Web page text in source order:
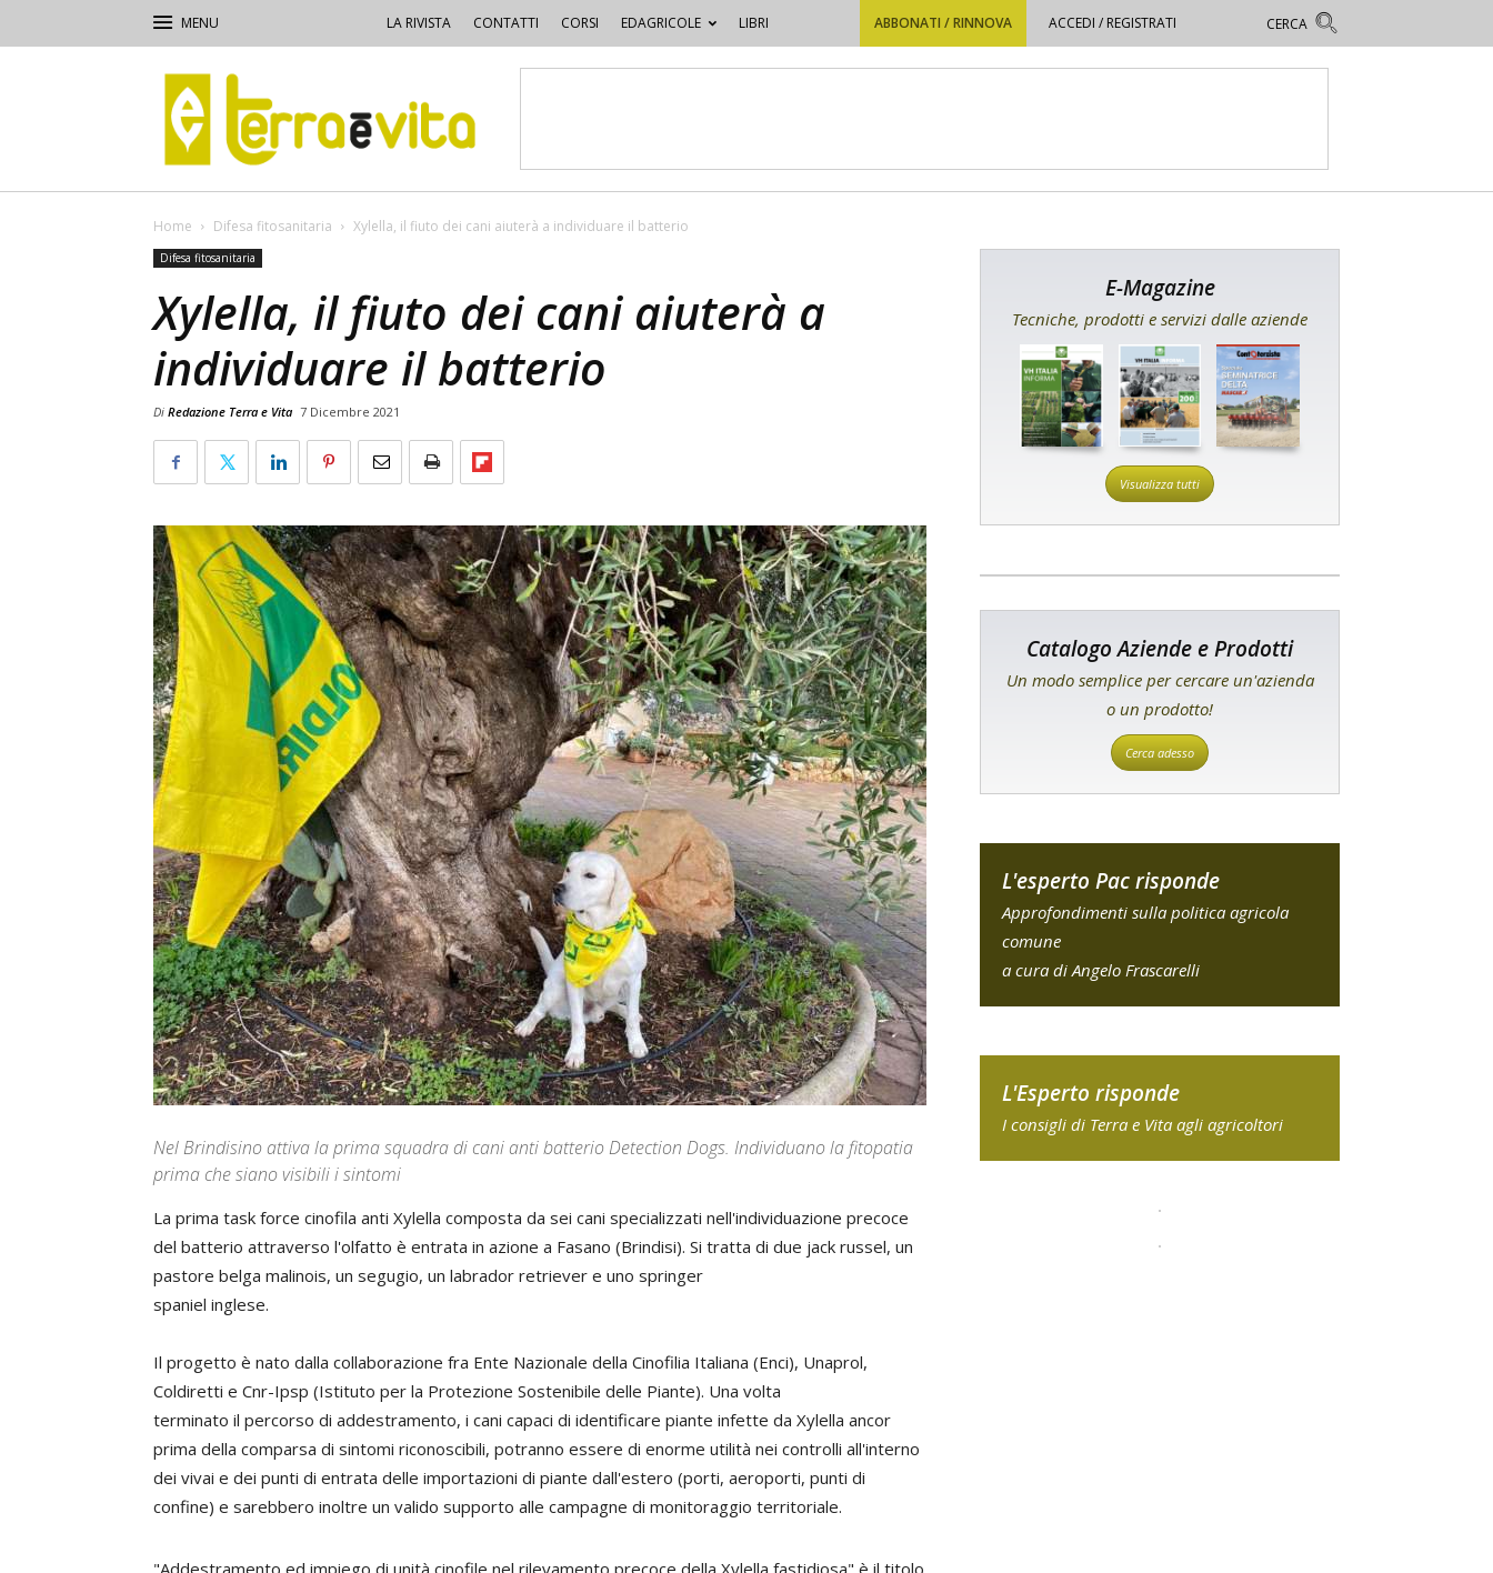
LA RIVISTA CONTATTI CORSI EDAGRICOLE LIBRI ABBONATI / RINNOVA ACCEDI / REGISTRATI
Terra
e
Vita
Home Difesa fitosanitaria Xylella, il fiuto dei cani aiuterà a individuare il batterio
Difesa fitosanitaria
Xylella, il fiuto dei cani aiuterà a
individuare il batterio
Di Redazione Terra e Vita 7 Dicembre 2021
Nel Brindisino attiva la prima squadra di cani anti batterio Detection Dogs. Individuano la fitopatia
prima che siano visibili i sintomi
La prima task force cinofila anti Xylella composta da sei cani specializzati nell'individuazione precoce
del batterio attraverso l'olfatto è entrata in azione a Fasano (Brindisi). Si tratta di due jack russel, un
pastore belga malinois, un segugio, un labrador retriever e uno springer
spaniel inglese.
Il progetto è nato dalla collaborazione fra Ente Nazionale della Cinofilia Italiana (Enci), Unaprol,
Coldiretti e Cnr-Ipsp (Istituto per la Protezione Sostenibile delle Piante). Una volta
terminato il percorso di addestramento, i cani capaci di identificare piante infette da Xylella ancor
prima della comparsa di sintomi riconoscibili, potranno essere di enorme utilità nei controlli all'interno
dei vivai e dei punti di entrata delle importazioni di piante dall'estero (porti, aeroporti, punti di
confine) e sarebbero inoltre un valido supporto alle campagne di monitoraggio territoriale.
"Addestramento ed impiego di unità cinofile nel rilevamento precoce della Xylella fastidiosa" è il titolo
E-Magazine
Tecniche, prodotti e servizi dalle aziende
Visualizza tutti
Catalogo Aziende e Prodotti
Un modo semplice per cercare un'azienda
o un prodotto!
Cerca adesso
L'esperto Pac risponde
Approfondimenti sulla politica agricola
comune
a cura di Angelo Frascarelli
L'Esperto risponde
I consigli di Terra e Vita agli agricoltori